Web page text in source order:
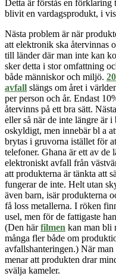
Detta är förstås en förklaring
blivit en vardagsprodukt, i
Nästa problem är när
att elektronik ska återvinnas
till länder där man inte kan
sker detta i stor omfattning
både människor och miljö.
avfall slängs om året i
per person och år. Endast
återvinns på ett bra sätt.
eller så när de inte längre är
oskyldigt, men innebär bl a
brytas i gruvorna istället för
telefoner. Ghana är ett av de
elektroniskt avfall från
att produkterna är tänkta att
fungerar de inte. Helt utan
även barn, isär produkterna
få loss metallerna. I röken
usel, men för de fattigaste
(Den härfilmen kan man bli
många fler både om
avfallshanteringen.) När man
menar att produkten drar
svälja kameler.